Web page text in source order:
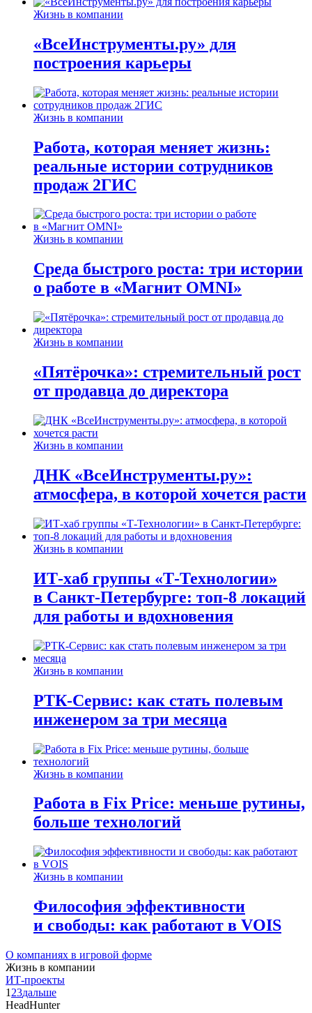
Жизнь в компании
«ВсеИнструменты.ру» для
построения карьеры
Жизнь в компании
Работа, которая меняет жизнь:
реальные истории сотрудников
продаж 2ГИС
Жизнь в компании
Среда быстрого роста: три истории
о работе в «Магнит OMNI»
Жизнь в компании
«Пятёрочка»: стремительный рост
от продавца до директора
Жизнь в компании
ДНК «ВсеИнструменты.ру»:
атмосфера, в которой хочется расти
Жизнь в компании
ИТ-хаб группы «Т-Технологии»
в Санкт-Петербурге: топ-8 локаций
для работы и вдохновения
Жизнь в компании
РТК-Сервис: как стать полевым
инженером за три месяца
Жизнь в компании
Работа в Fix Price: меньше рутины,
больше технологий
Жизнь в компании
Философия эффективности
и свободы: как работают в VOIS
О компаниях в игровой форме
Жизнь в компании
ИТ-проекты
1 23дальше
HeadHunter